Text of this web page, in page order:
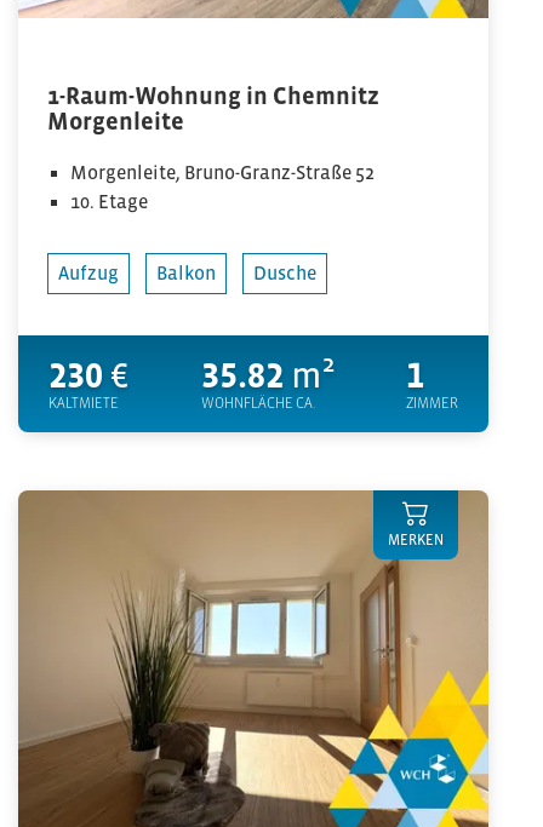
1-Raum-Wohnung in Chemnitz
Morgenleite
Morgenleite, Bruno-Granz-Straße 52
10. Etage
Aufzug Balkon Dusche
230 €
KALTMIETE
35.82 m²
WOHNFLÄCHE CA.
1
ZIMMER
MERKEN